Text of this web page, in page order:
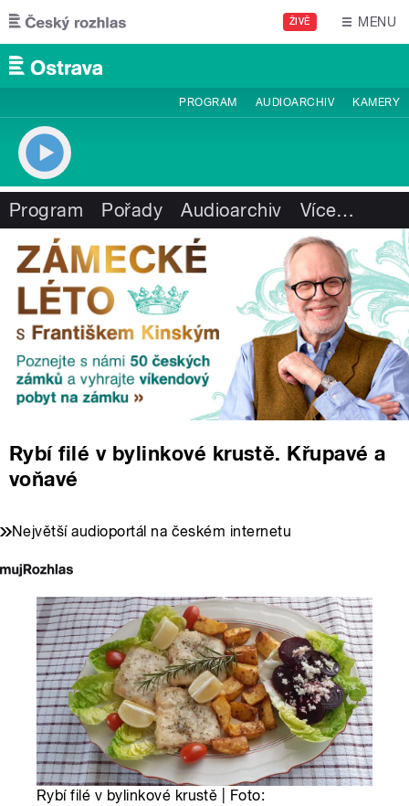
Přejít k hlavnímu obsahu
ŽIVĚ MENU
PROGRAM AUDIOARCHIV KAMERY
Program Pořady Audioarchiv Více…
Rybí filé v bylinkové krustě. Křupavé a
voňavé
Největší audioportál na českém internetu
Rybí filé v bylinkové krustě | Foto: